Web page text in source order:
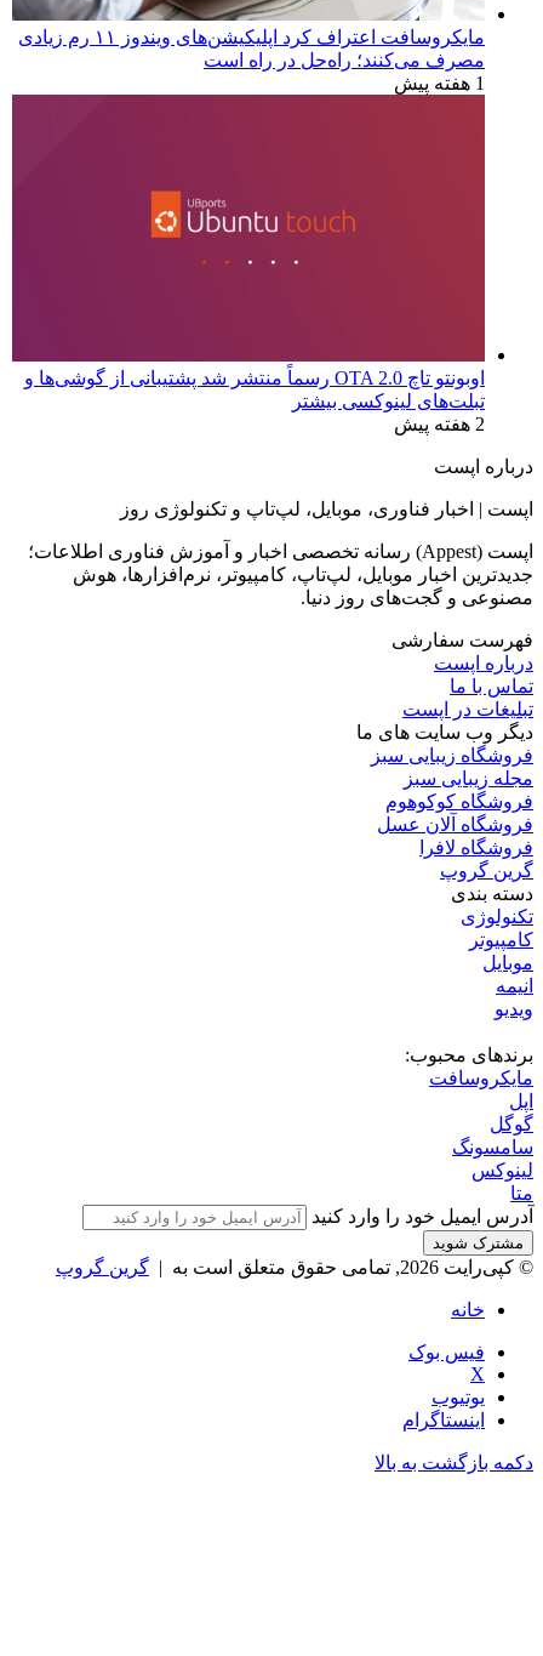
مایکروسافت اعتراف کرد اپلیکیشن‌های ویندوز ۱۱ رم زیادی
مصرف می‌کنند؛ راه‌حل در راه است
1 هفته پیش
اوبونتو تاچ OTA 2.0 رسماً منتشر شد پشتیبانی از گوشی‌ها و
تبلت‌های لینوکسی بیشتر
2 هفته پیش
درباره اپست
اپست | اخبار فناوری، موبایل، لپ‌تاپ و تکنولوژی روز
اپست (Appest) رسانه تخصصی اخبار و آموزش فناوری اطلاعات؛
جدیدترین اخبار موبایل، لپ‌تاپ، کامپیوتر، نرم‌افزارها، هوش
مصنوعی و گجت‌های روز دنیا.
فهرست سفارشی
درباره اپست
تماس با ما
تبلیغات در اپست
دیگر وب سایت های ما
فروشگاه زیبایی سبز
مجله زیبایی سبز
فروشگاه کوکوهوم
فروشگاه آلان عسل
فروشگاه لافرا
گرین گروپ
دسته بندی
تکنولوژی
کامپیوتر
موبایل
انیمه
ویدیو
برندهای محبوب:
مایکروسافت
اپل
گوگل
سامسونگ
لینوکس
متا
آدرس ایمیل خود را وارد کنید
© کپی‌رایت 2026, تمامی حقوق متعلق است به | گرین گروپ
خانه
فیس بوک
X
یوتیوب
اینستاگرام
دکمه بازگشت به بالا